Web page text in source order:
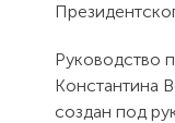
Руководство
Константина
создан под